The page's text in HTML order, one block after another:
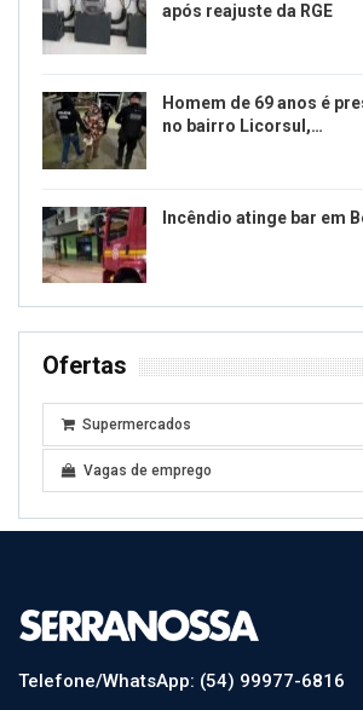
após reajuste da RGE
Homem de 69 anos é
no bairro Licorsul,…
Incêndio atinge bar em
Ofertas
Supermercados
Vagas de emprego
Telefone/WhatsApp: (54) 99977-6816